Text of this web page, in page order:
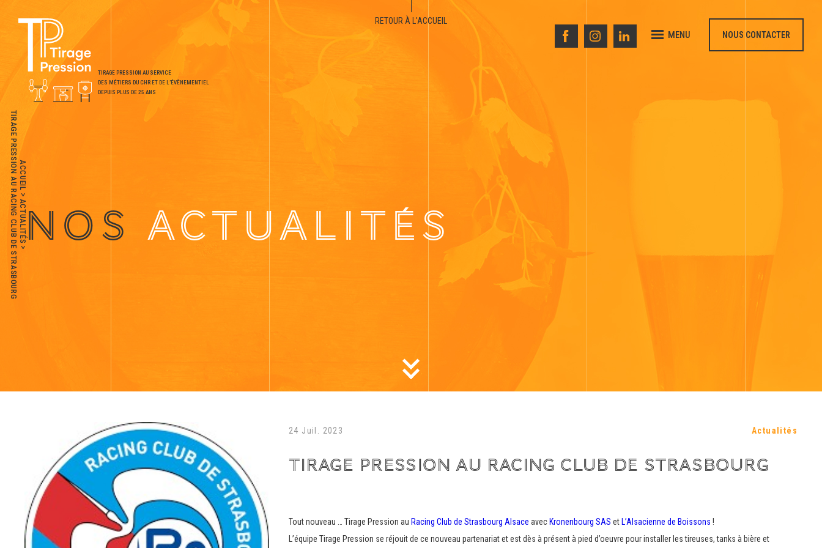
TIRAGE PRESSION AU SERVICE
DES MÉTIERS DU CHR ET DE L’ÉVÈNEMENTIEL
DEPUIS PLUS DE 25 ANS
MENU NOUS CONTACTER
RETOUR À L'ACCUEIL
NOS ACTUALITÉS
ACCUEIL
>
ACTUALITÉS
>
TIRAGE PRESSION AU RACING CLUB DE STRASBOURG
24 Juil. 2023 Actualités
TIRAGE PRESSION AU RACING CLUB DE STRASBOURG
Tout nouveau … Tirage Pression au Racing Club de Strasbourg Alsace avec Kronenbourg SAS et L’Alsacienne de Boissons !
L’équipe Tirage Pression se réjouit de ce nouveau partenariat et est dès à présent à pied d’oeuvre pour installer les tireuses, tanks à bière et